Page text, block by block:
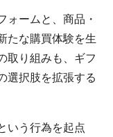
ォームと、商品・
たな購買体験を生
取り組みも、ギフ
選択肢を拡張する
いう行為を起点